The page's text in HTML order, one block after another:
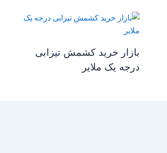
بازار خرید کشمش تیزابی
درجه یک ملایر